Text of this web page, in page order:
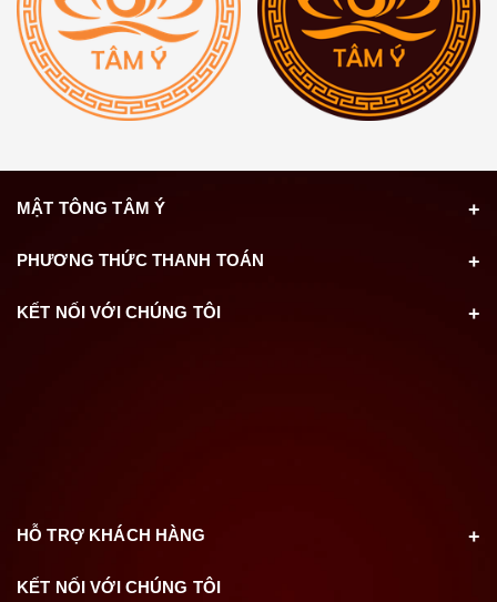
MẬT TÔNG TÂM Ý
PHƯƠNG THỨC THANH TOÁN
KẾT NỐI VỚI CHÚNG TÔI
HỖ TRỢ KHÁCH HÀNG
KẾT NỐI VỚI CHÚNG TÔI